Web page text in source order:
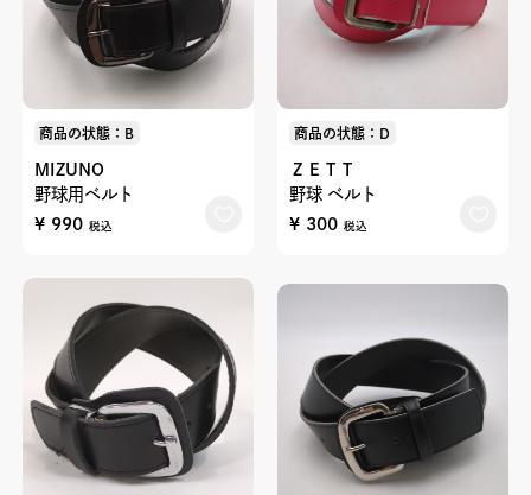
商品の状態：B
MIZUNO
野球用ベルト
¥ 990 税込
商品の状態：D
ＺＥＴＴ
野球 ベルト
¥ 300 税込